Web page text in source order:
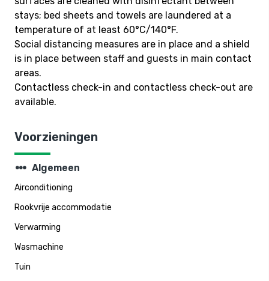
stays; bed sheets and towels are laundered at a
temperature of at least 60°C/140°F.
Social distancing measures are in place and a shield
is in place between staff and guests in main contact
areas.
Contactless check-in and contactless check-out are
available.
Voorzieningen
steppers Algemeen
Airconditioning
Rookvrije accommodatie
Verwarming
Wasmachine
Tuin